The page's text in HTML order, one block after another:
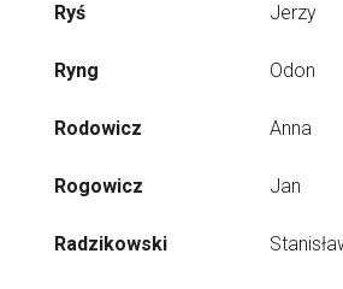
Ryś Jerzy
Ryng Odon
Rodowicz Anna
Rogowicz Jan
Radzikowski